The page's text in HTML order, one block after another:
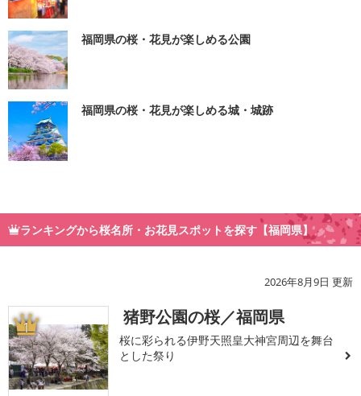
福岡県の桜・花見が楽しめる公園
福岡県の桜・花見が楽しめる城・城跡
ランキングから桜名所・お花見スポットを探す【福岡県】
2026年8月9日 更新
1 猪野公園の桜／福岡県
桜に彩られる伊野天照皇大神宮周辺を舞台
とした祭り